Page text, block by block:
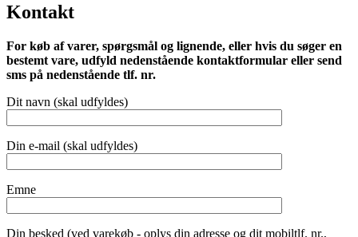
Kontakt
For køb af varer, spørgsmål og lignende, eller hvis du søger en
bestemt vare, udfyld nedenstående kontaktformular eller send
sms på nedenstående tlf. nr.
Dit navn (skal udfyldes)
Din e-mail (skal udfyldes)
Emne
Din besked (ved varekøb - oplys din adresse og dit mobiltlf. nr.,